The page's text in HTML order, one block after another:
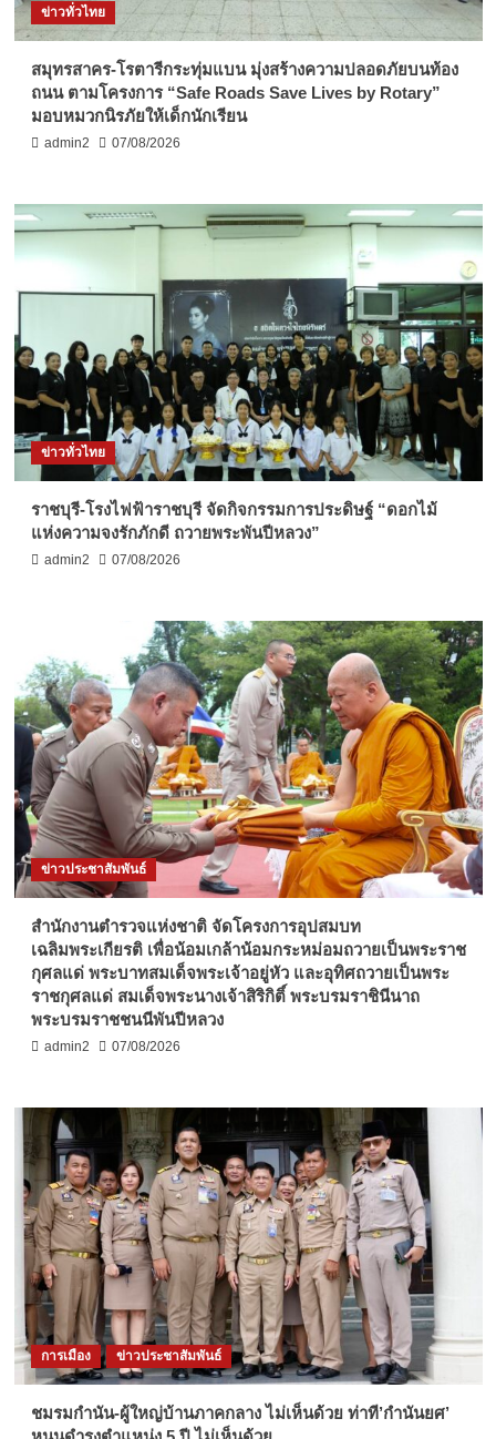
ข่าวทั่วไทย
สมุทรสาคร-โรตารีกระทุ่มแบน มุ่งสร้างความปลอดภัยบนท้อง
ถนน ตามโครงการ “Safe Roads Save Lives by Rotary”
มอบหมวกนิรภัยให้เด็กนักเรียน
admin2 07/08/2026
ข่าวทั่วไทย
ราชบุรี-โรงไฟฟ้าราชบุรี จัดกิจกรรมการประดิษฐ์ “ดอกไม้
แห่งความจงรักภักดี ถวายพระพันปีหลวง”
admin2 07/08/2026
ข่าวประชาสัมพันธ์
สำนักงานตำรวจแห่งชาติ จัดโครงการอุปสมบท
เฉลิมพระเกียรติ เพื่อน้อมเกล้าน้อมกระหม่อมถวายเป็นพระราช
กุศลแด่ พระบาทสมเด็จพระเจ้าอยู่หัว และอุทิศถวายเป็นพระ
ราชกุศลแด่ สมเด็จพระนางเจ้าสิริกิติ์ พระบรมราชินีนาถ
พระบรมราชชนนีพันปีหลวง
admin2 07/08/2026
การเมือง ข่าวประชาสัมพันธ์
ชมรมกำนัน-ผู้ใหญ่บ้านภาคกลาง ไม่เห็นด้วย ท่าที’กำนันยศ’